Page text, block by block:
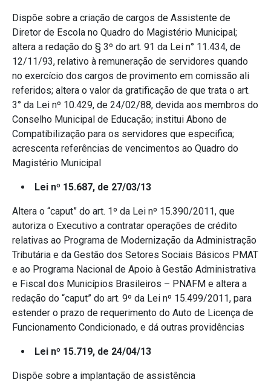
Dispõe sobre a criação de cargos de Assistente de
Diretor de Escola no Quadro do Magistério Municipal;
altera a redação do § 3º do art. 91 da Lei n° 11.434, de
12/11/93, relativo à remuneração de servidores quando
no exercício dos cargos de provimento em comissão ali
referidos; altera o valor da gratificação de que trata o art.
3° da Lei nº 10.429, de 24/02/88, devida aos membros do
Conselho Municipal de Educação; institui Abono de
Compatibilização para os servidores que especifica;
acrescenta referências de vencimentos ao Quadro do
Magistério Municipal
Lei nº 15.687, de 27/03/13
Altera o “caput” do art. 1º da Lei nº 15.390/2011, que
autoriza o Executivo a contratar operações de crédito
relativas ao Programa de Modernização da Administração
Tributária e da Gestão dos Setores Sociais Básicos PMAT
e ao Programa Nacional de Apoio à Gestão Administrativa
e Fiscal dos Municípios Brasileiros – PNAFM e altera a
redação do “caput” do art. 9º da Lei nº 15.499/2011, para
estender o prazo de requerimento do Auto de Licença de
Funcionamento Condicionado, e dá outras providências
Lei nº 15.719, de 24/04/13
Dispõe sobre a implantação de assistência